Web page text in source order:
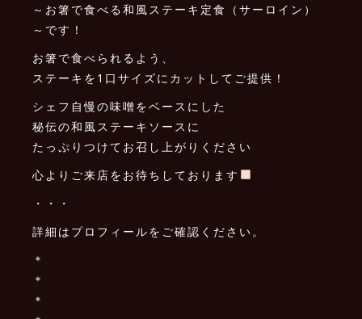
～お箸で食べる和風ステーキ定食（サーロイン）
～です！
お箸で食べられるよう、
ステーキを1口サイズにカットしてご提供！
シェフ自慢の味噌をベースにした
秘伝の和風ステーキソースに
たっぷりつけてお召し上がりください
心よりご来店をお待ちしております
・・・
詳細はプロフィールをご確認ください。
＊
＊
＊